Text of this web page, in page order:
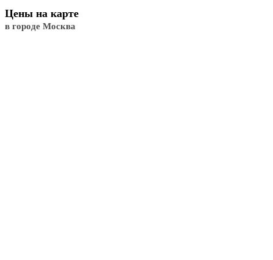
Цены на карте
в городе Москва